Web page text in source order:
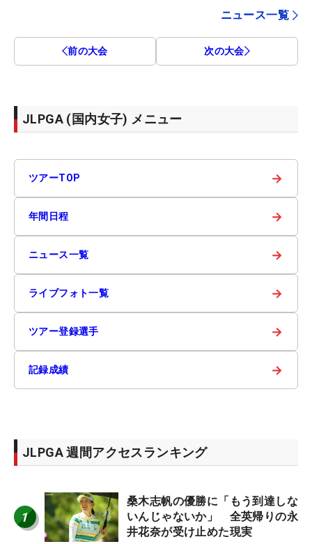
ニュース一覧
前の大会 次の大会
JLPGA (国内女子) メニュー
ツアーTOP →
年間日程 →
ニュース一覧 →
ライブフォト一覧 →
ツアー登録選手 →
記録成績 →
JLPGA 週間アクセスランキング
1
桑木志帆の優勝に「もう到達しな
いんじゃないか」 全英帰りの永
井花奈が受け止めた現実